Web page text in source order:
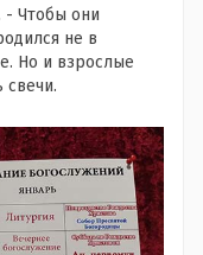
- Чтобы они
не в
Но и взрослые
свечи.